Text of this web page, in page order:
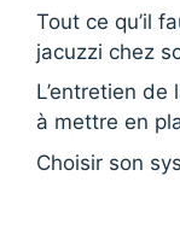
Tout ce qu’il
jacuzzi chez
L’entretien
à mettre en
Choisir son